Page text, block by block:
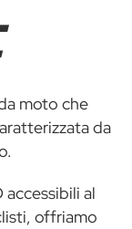
moto che
da
accessibili al
offriamo